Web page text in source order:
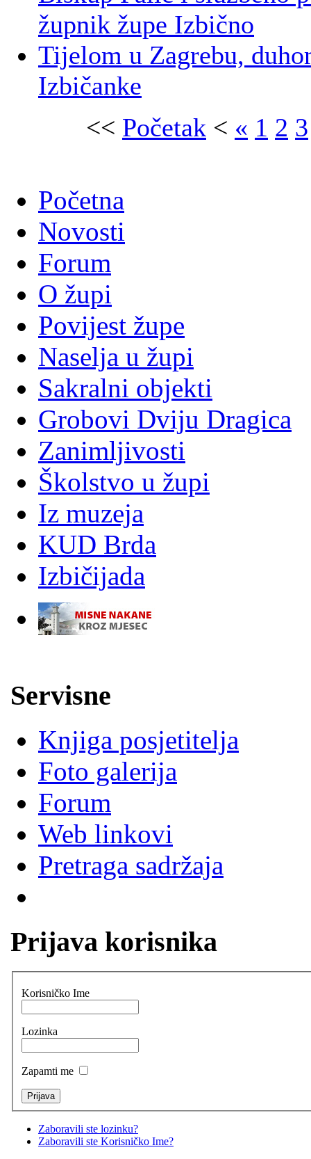
župnik župe Izbično
Tijelom u Zagrebu,
Izbičanke
<< Početak < « 1 2 3
Početna
Novosti
Forum
O župi
Povijest župe
Naselja u župi
Sakralni objekti
Grobovi Dviju Dragica
Zanimljivosti
Školstvo u župi
Iz muzeja
KUD Brda
Izbičijada
Servisne
Knjiga posjetitelja
Foto galerija
Forum
Web linkovi
Pretraga sadržaja
Prijava korisnika
Korisničko Ime
Lozinka
Zapamti me
Zaboravili ste lozinku?
Zaboravili ste Korisničko Ime?